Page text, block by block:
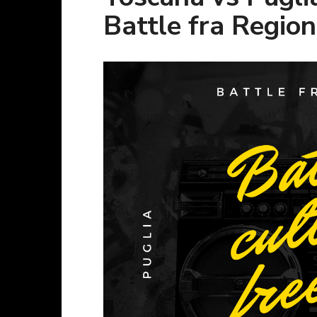
Battle fra